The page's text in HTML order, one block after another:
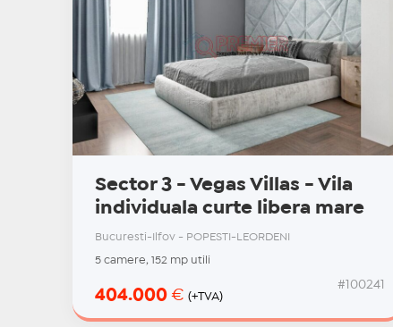
Sector 3 - Vegas Villas - Vila
individuala curte libera mare
Bucuresti-Ilfov - POPESTI-LEORDENI
5 camere, 152 mp utili
404.000 € (+TVA)
#100241